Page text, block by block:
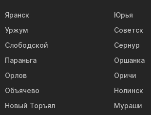
Яранск
Юрья
Уржум
Советск
Слободской
Сернур
Параньга
Оршанка
Орлов
Оричи
Объячево
Нолинск
Новый Торъял
Мураши